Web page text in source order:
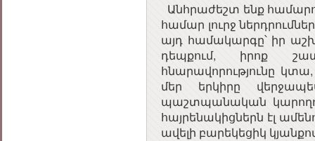
Անհրաժեշտ ենք
համար լուրջ
այդ համակարգը՝ իր
դեպքում, իրոք
հնարավորությունը
մեր երկիրը
պաշտպանական
հայրենակիցներն էլ
ավելի բարեկեցիկ